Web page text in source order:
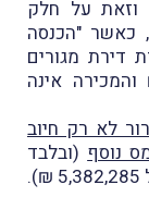
₪ (נכון לשנת-המס 2024) וזאת על חלק
החייבת העולה על 721,560 ₪, כאשר "הכנסה
דירת מגורים
מכירתה עולה על 5,382,285 ₪ והמכירה אינה
לא רק חיוב
(ובלבד